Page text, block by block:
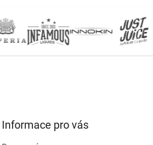
Informace pro vás